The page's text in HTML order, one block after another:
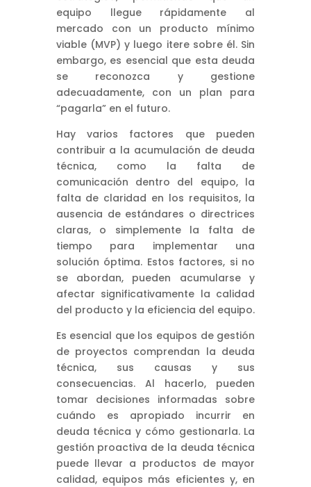
equipo llegue rápidamente al
mercado con un producto mínimo
viable (MVP) y luego itere sobre él. Sin
embargo, es esencial que esta deuda
se reconozca y gestione
adecuadamente, con un plan para
“pagarla” en el futuro.
Hay varios factores que pueden
contribuir a la acumulación de deuda
técnica, como la falta de
comunicación dentro del equipo, la
falta de claridad en los requisitos, la
ausencia de estándares o directrices
claras, o simplemente la falta de
tiempo para implementar una
solución óptima. Estos factores, si no
se abordan, pueden acumularse y
afectar significativamente la calidad
del producto y la eficiencia del equipo.
Es esencial que los equipos de gestión
de proyectos comprendan la deuda
técnica, sus causas y sus
consecuencias. Al hacerlo, pueden
tomar decisiones informadas sobre
cuándo es apropiado incurrir en
deuda técnica y cómo gestionarla. La
gestión proactiva de la deuda técnica
puede llevar a productos de mayor
calidad, equipos más eficientes y, en